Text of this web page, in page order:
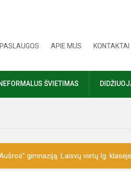
PASLAUGOS APIE MUS KONTAKTAI
ŠVIETIMAS
gimnaziją. Laisvų vietų Ig.